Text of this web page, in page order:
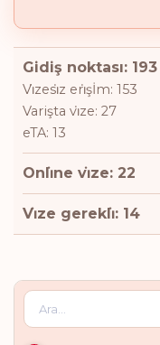
Gidiş noktası: 193
Vi̇zesi̇z eri̇şİm: 153
Varişta vi̇ze: 27
eTA: 13
Onli̇ne vi̇ze: 22
Vi̇ze gerekli̇: 14